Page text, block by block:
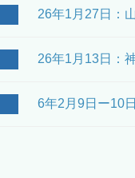
26年1月27日：
26年1月13日：
6年2月9日ー10